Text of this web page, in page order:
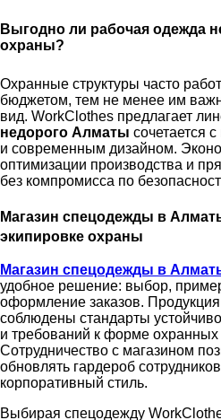
Выгодно ли рабочая одежда
охраны?
Охранные структуры часто
бюджетом, тем не менее им
вид. WorkClothes предлагает
недорого Алматы сочетается
и современным дизайном.
оптимизации производства и
без компромисса по
Магазин спецодежды в
экипировке охраны
Магазин спецодежды в
удобное решение: выбор,
оформление заказов.
соблюдены стандарты
и требований к форме
Сотрудничество с магазином
обновлять гардероб
корпоративный стиль.
Выбирая спецодежду